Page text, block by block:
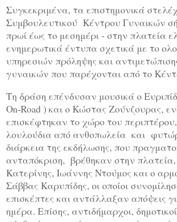
Συγκεκριμένα, τα επιστημονικά
Συμβουλευτικού Κέντρου Γυναικών
πρωί έως το μεσημέρι - στην πλατεία
ενημερωτικά έντυπα σχετικά με το
υπηρεσιών πρόληψης και
γυναικών που παρέχονται από το
Τη δράση επένδυσαν μουσικά ο
On-Road ) και ο Κώστας Ζούνζουρας,
επισκέφτηκαν το χώρο του
λουλούδια από ανθοπωλεία και
διάρκεια της εκδήλωσης, που
ανταπόκριση, βρέθηκαν στην
Κατερίνης, Ιωάννης Ντούμος και ο
Σάββας Καρυπίδης, οι οποίοι
επισκέπτες και αντάλλαξαν απόψεις
ημέρα. Επίσης, αντιδήμαρχοι,